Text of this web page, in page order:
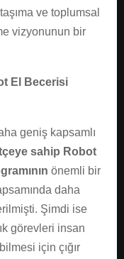
ve toplumsal
vizyonunun bir
El Becerisi
geniş kapsamlı
sahip Robot
önemli bir
daha
Şimdi ise
görevleri insan
için çığır